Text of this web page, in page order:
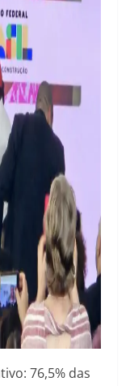
76,5% das